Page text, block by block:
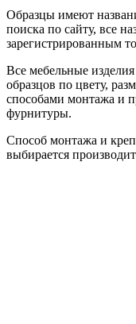
Образцы имеют
поиска по сайту, все
зарегистрированным
Все мебельные
образцов по цвету,
способами монтажа и
фурнитуры.
Способ монтажа и
выбирается